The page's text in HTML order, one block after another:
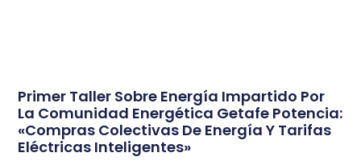
Primer Taller Sobre Energía Impartido Por
La Comunidad Energética Getafe Potencia:
«Compras Colectivas De Energía Y Tarifas
Eléctricas Inteligentes»